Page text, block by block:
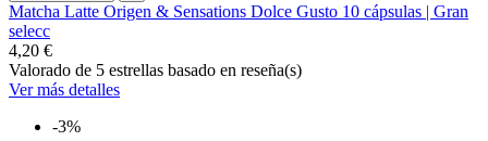
Matcha Latte Origen & Sensations Dolce Gusto 10 cápsulas | Gran
selecc
4,20 €
Valorado de 5 estrellas basado en reseña(s)
Ver más detalles
-3%